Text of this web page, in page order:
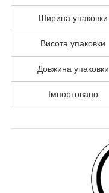
Ширина упаковки
Висота упаковки
Довжина упаковки
Імпортовано